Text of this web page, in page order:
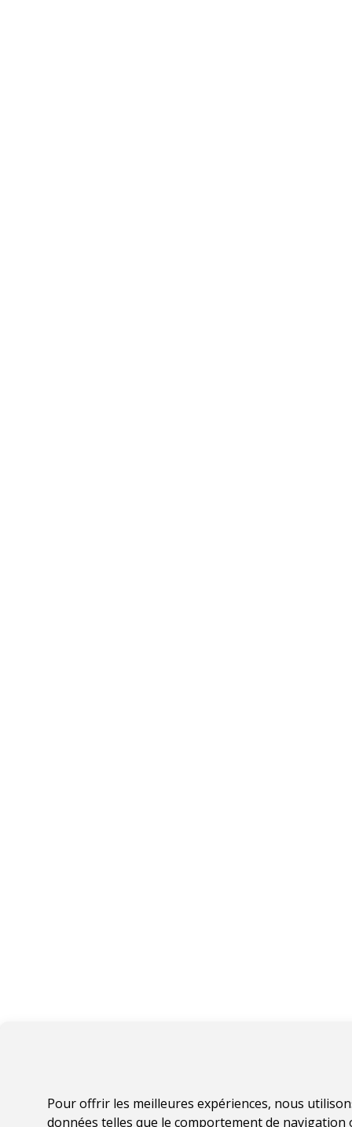
Pour offrir les meilleures expériences, nous
données telles que le comportement de